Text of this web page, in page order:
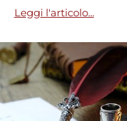
Leggi l'articolo...